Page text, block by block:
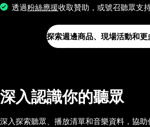
透過粉絲應援收取贊助，或號召聽眾支
探索週邊商品、現場活動和更
深入認識你的聽眾
深入探索聽眾、播放清單和音樂資料，協助